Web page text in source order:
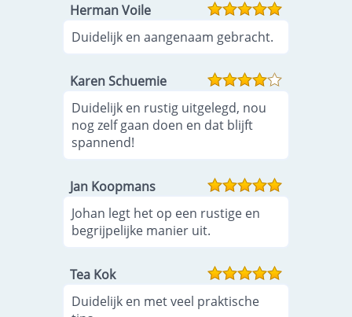
Herman Voile
Duidelijk en aangenaam gebracht.
Karen Schuemie
Duidelijk en rustig uitgelegd, nou
nog zelf gaan doen en dat blijft
spannend!
Jan Koopmans
Johan legt het op een rustige en
begrijpelijke manier uit.
Tea Kok
Duidelijk en met veel praktische